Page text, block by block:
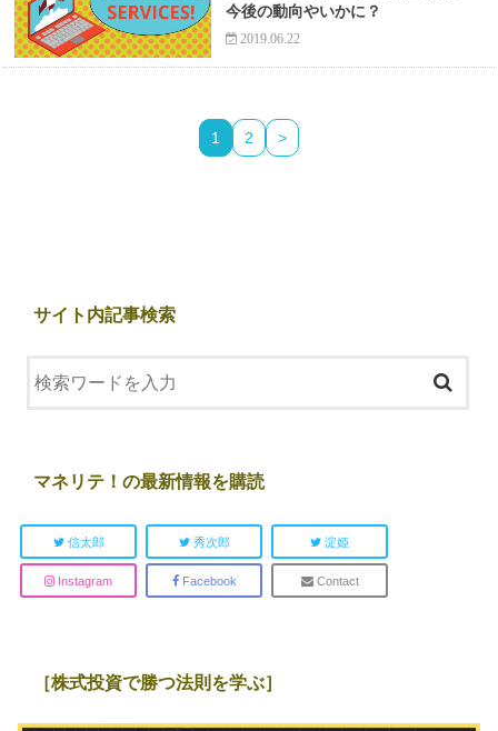
今後の動向やいかに？
2019.06.22
1 2 >
サイト内記事検索
マネリテ！の最新情報を購読
信太郎 秀次郎 淀姫
Instagram Facebook Contact
［株式投資で勝つ法則を学ぶ］